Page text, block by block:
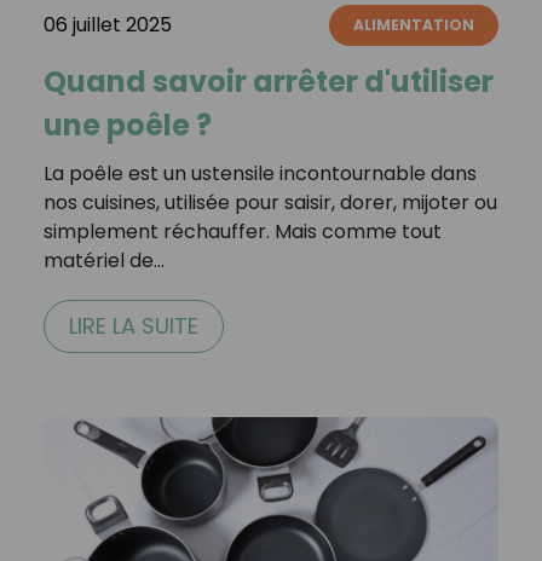
06 juillet 2025 ALIMENTATION
Quand savoir arrêter d'utiliser
une poêle ?
La poêle est un ustensile incontournable dans
nos cuisines, utilisée pour saisir, dorer, mijoter ou
simplement réchauffer. Mais comme tout
matériel de…
LIRE LA SUITE